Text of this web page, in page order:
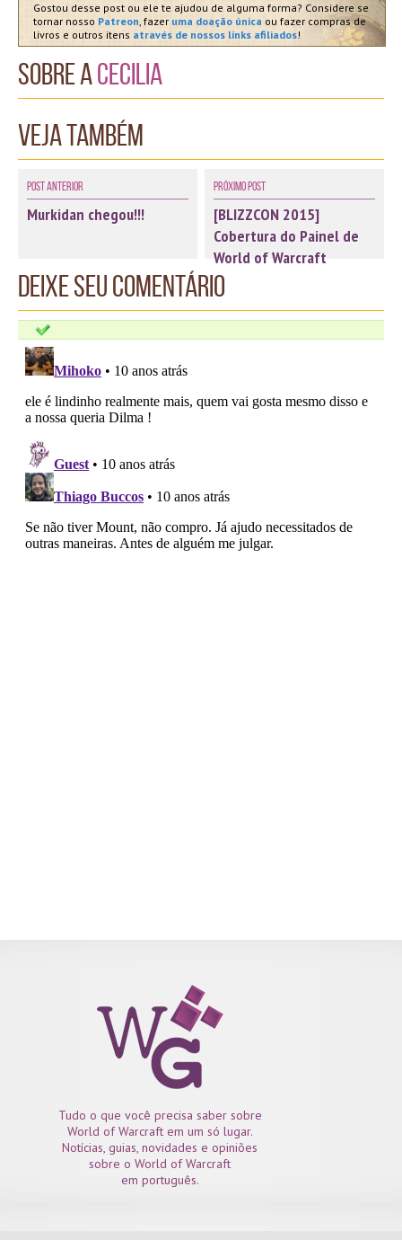
Gostou desse post ou ele te ajudou de alguma forma? Considere se
tornar nosso Patreon, fazer uma doação única ou fazer compras de
livros e outros itens através de nossos links afiliados!
Sobre aCecilia
Veja também
Post Anterior
Murkidan chegou!!!
Próximo Post
[BLIZZCON 2015]
Cobertura do Painel de
World of Warcraft
Deixe seu comentário
Tudo o que você precisa saber sobre
World of Warcraft em um só lugar.
Notícias, guias, novidades e opiniões
sobre o World of Warcraft
em português.